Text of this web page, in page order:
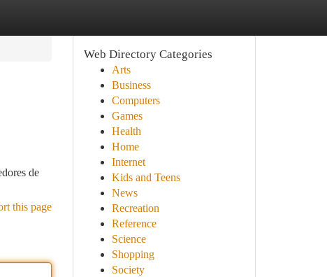
de
this page
Web Directory Categories
Arts
Business
Computers
Games
Health
Home
Internet
Kids and Teens
News
Recreation
Reference
Science
Shopping
Society